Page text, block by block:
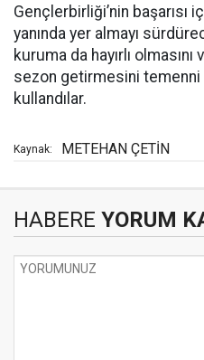
Gençlerbirliği’nin başarısı
yanında yer almayı
kuruma da hayırlı
sezon getirmesini temenni
kullandılar.
Kaynak: METEHAN ÇETİN
HABERE YORUM